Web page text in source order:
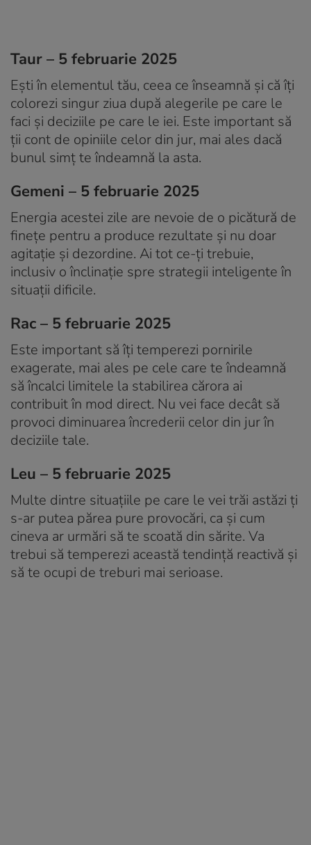
Taur – 5 februarie 2025
Ești în elementul tău, ceea ce înseamnă și că îți
colorezi singur ziua după alegerile pe care le
faci și deciziile pe care le iei. Este important să
ții cont de opiniile celor din jur, mai ales dacă
bunul simț te îndeamnă la asta.
Gemeni – 5 februarie 2025
Energia acestei zile are nevoie de o picătură de
finețe pentru a produce rezultate și nu doar
agitație și dezordine. Ai tot ce-ți trebuie,
inclusiv o înclinație spre strategii inteligente în
situații dificile.
Rac – 5 februarie 2025
Este important să îți temperezi pornirile
exagerate, mai ales pe cele care te îndeamnă
să încalci limitele la stabilirea cărora ai
contribuit în mod direct. Nu vei face decât să
provoci diminuarea încrederii celor din jur în
deciziile tale.
Leu – 5 februarie 2025
Multe dintre situațiile pe care le vei trăi astăzi ți
s-ar putea părea pure provocări, ca și cum
cineva ar urmări să te scoată din sărite. Va
trebui să temperezi această tendință reactivă și
să te ocupi de treburi mai serioase.